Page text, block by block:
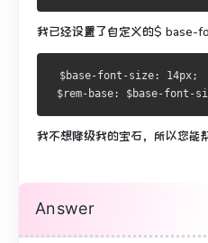
我已经设置了自定义的$ base-
$base-font-size: 14px;
$rem-base: $base-font-
我不想降级我的宝石，所以您能
Answer